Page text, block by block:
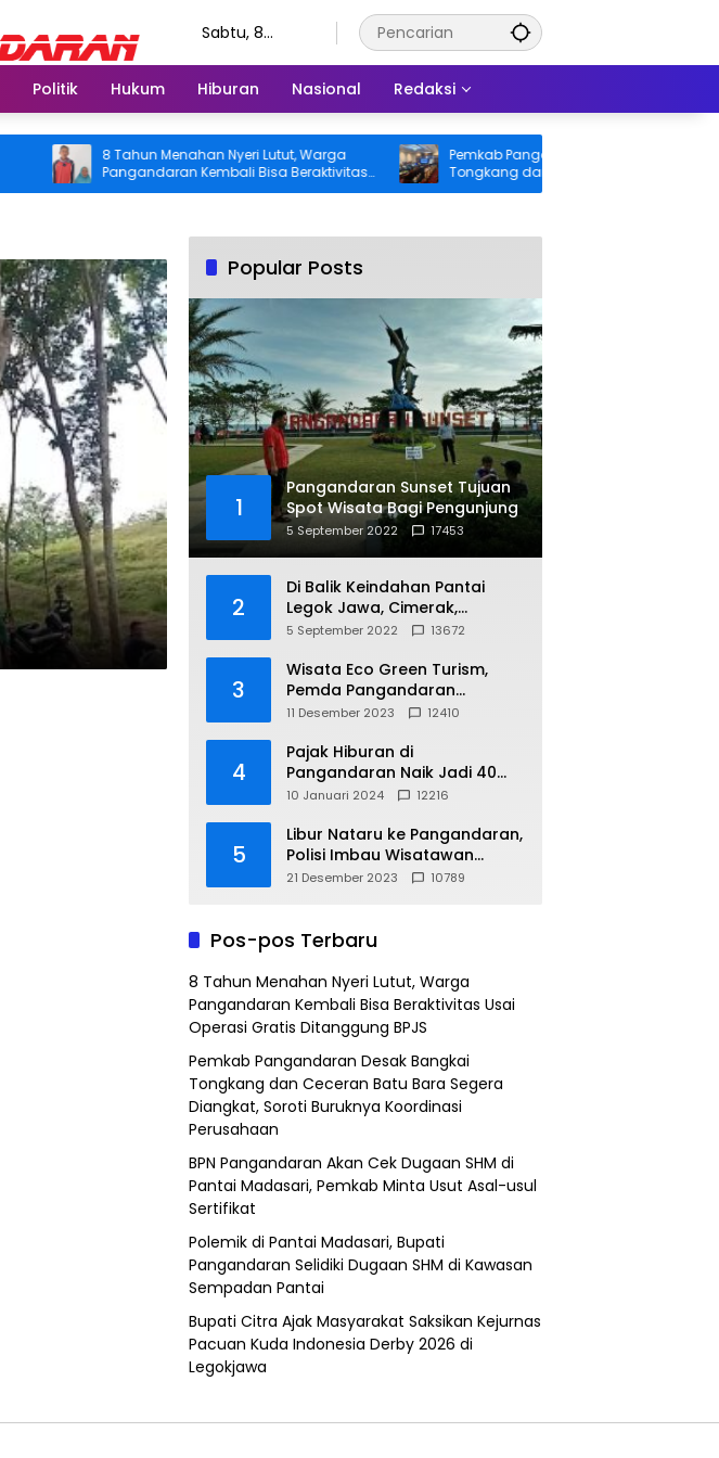
Sabtu, 8
Politik Hukum Hiburan Nasional Redaksi
8 Tahun Menahan Nyeri Lutut, Warga
Pangandaran Kembali Bisa Beraktivitas
Usai Operasi Gratis Ditanggung BPJS
Pemkab Pangandaran Desak Bangkai
Tongkang dan Ceceran Batu Bara
Segera Diangkat, Soroti Buruknya
Popular Posts
1
Pangandaran Sunset Tujuan
Spot Wisata Bagi Pengunjung
5 September 2022 17453
2
Di Balik Keindahan Pantai
Legok Jawa, Cimerak,
Pangandaran
5 September 2022 13672
3
Wisata Eco Green Turism,
Pemda Pangandaran
Gandeng PLN
11 Desember 2023 12410
4
Pajak Hiburan di
Pangandaran Naik Jadi 40
Persen
10 Januari 2024 12216
5
Libur Nataru ke Pangandaran,
Polisi Imbau Wisatawan
Gunakan Jalur Arteri
21 Desember 2023 10789
Pos-pos Terbaru
8 Tahun Menahan Nyeri Lutut, Warga
Pangandaran Kembali Bisa Beraktivitas Usai
Operasi Gratis Ditanggung BPJS
Pemkab Pangandaran Desak Bangkai
Tongkang dan Ceceran Batu Bara Segera
Diangkat, Soroti Buruknya Koordinasi
Perusahaan
BPN Pangandaran Akan Cek Dugaan SHM di
Pantai Madasari, Pemkab Minta Usut Asal-usul
Sertifikat
Polemik di Pantai Madasari, Bupati
Pangandaran Selidiki Dugaan SHM di Kawasan
Sempadan Pantai
Bupati Citra Ajak Masyarakat Saksikan Kejurnas
Pacuan Kuda Indonesia Derby 2026 di
Legokjawa